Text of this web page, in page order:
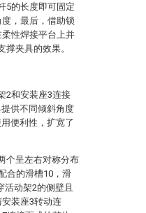
5的长度即可固定
，最后，借助锁
性焊接平台上并
夹具的效果。
2和安装座3连接
供不同倾斜角度
便利性，扩宽了
个呈左右对称分布
合的滑槽10，滑
活动架2的侧壁且
装座3转动连